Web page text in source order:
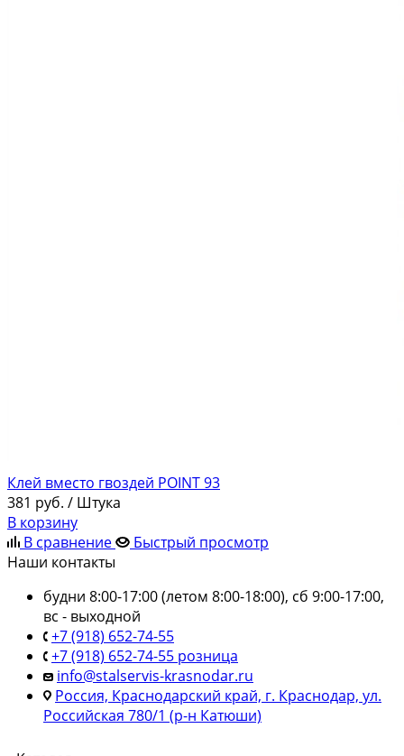
Клей вместо гвоздей POINT 93
381 руб. / Штука
В корзину
В сравнение
Быстрый просмотр
Наши контакты
будни 8:00-17:00 (летом 8:00-18:00), сб 9:00-17:00,
вс - выходной
+7 (918) 652-74-55
+7 (918) 652-74-55 розница
info@stalservis-krasnodar.ru
Россия, Краснодарский край, г. Краснодар, ул.
Российская 780/1 (р-н Катюши)